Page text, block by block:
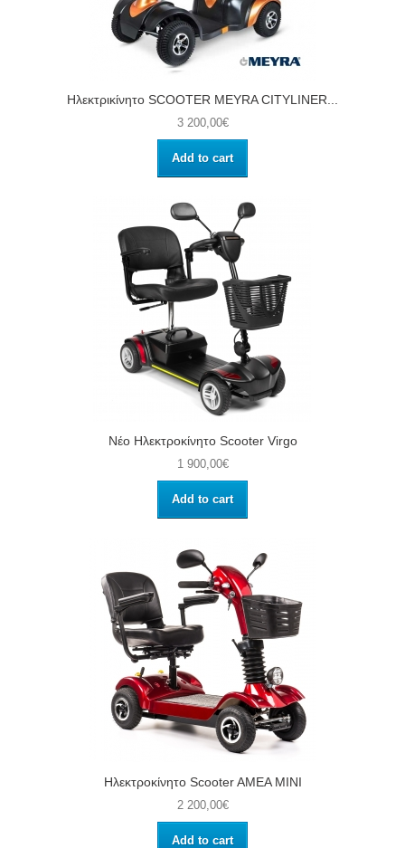
Ηλεκτρικίνητο SCOOTER MEYRA CITYLINER...
3 200,00€
Add to cart
Νέο Ηλεκτροκίνητο Scooter Virgo
1 900,00€
Add to cart
Ηλεκτροκίνητο Scooter AMEA MINI
2 200,00€
Add to cart